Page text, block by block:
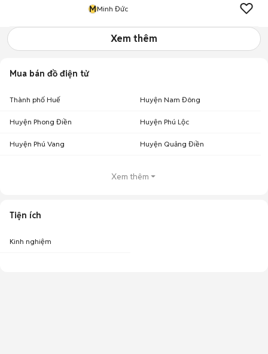
MMinh Đức
Xem thêm
Mua bán đồ điện tử
Thành phố Huế Huyện Nam Đông
Huyện Phong Điền Huyện Phú Lộc
Huyện Phú Vang Huyện Quảng Điền
Xem thêm
Tiện ích
Kinh nghiệm